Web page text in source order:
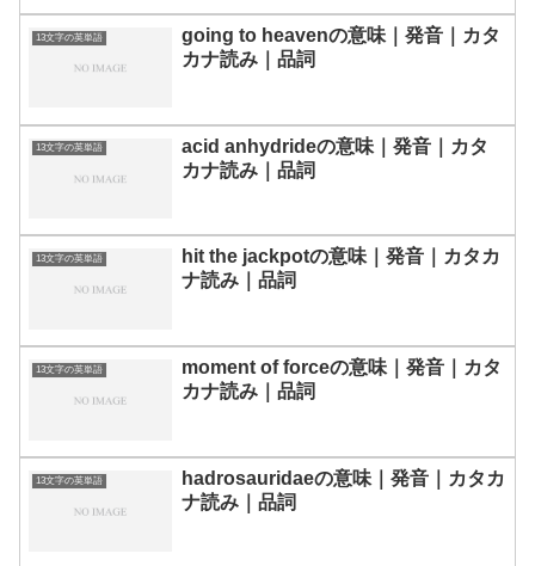
13文字の英単語
going to heavenの意味｜発音｜カタ
カナ読み｜品詞
13文字の英単語
acid anhydrideの意味｜発音｜カタ
カナ読み｜品詞
13文字の英単語
hit the jackpotの意味｜発音｜カタカ
ナ読み｜品詞
13文字の英単語
moment of forceの意味｜発音｜カタ
カナ読み｜品詞
13文字の英単語
hadrosauridaeの意味｜発音｜カタカ
ナ読み｜品詞